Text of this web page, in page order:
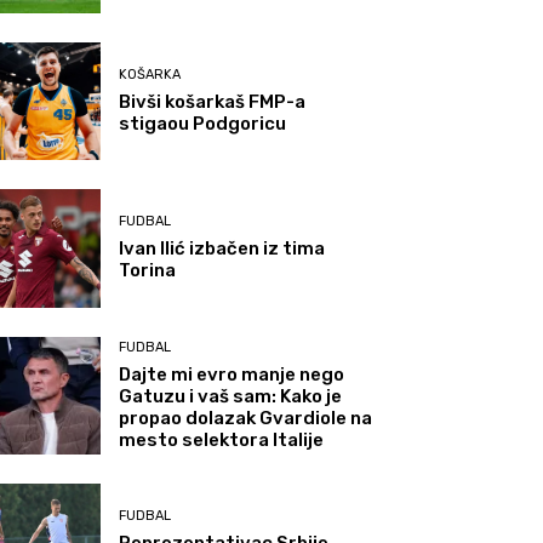
KOŠARKA
Bivši košarkaš FMP-a
stigaou Podgoricu
FUDBAL
Ivan Ilić izbačen iz tima
Torina
FUDBAL
Dajte mi evro manje nego
Gatuzu i vaš sam: Kako je
propao dolazak Gvardiole na
mesto selektora Italije
FUDBAL